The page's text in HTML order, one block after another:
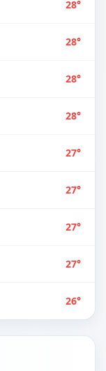
28°
28°
28°
28°
27°
27°
27°
27°
26°